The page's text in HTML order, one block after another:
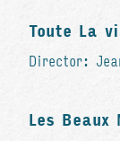
Toute La
Director:
Les